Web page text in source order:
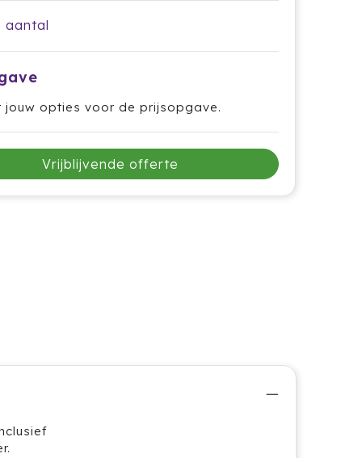
aantal
jouw opties voor de prijsopgave.
Vrijblijvende offerte